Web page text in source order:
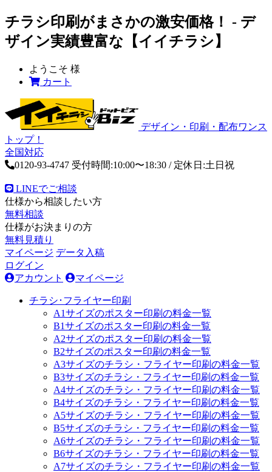
チラシ印刷がまさかの激安価格！ - デ
ザイン実績豊富な【イイチラシ】
ようこそ 様
カート
デザイン・印刷・配布ワンス
トップ！
全国対応
0120-93-4747 受付時間:10:00〜18:30 / 定休日:土日祝
LINEでご相談
仕様から相談したい方
無料相談
仕様がお決まりの方
無料見積り
マイページ データ入稿
ログイン
アカウント
マイページ
チラシ･フライヤー印刷
A1サイズのポスター印刷の料金一覧
B1サイズのポスター印刷の料金一覧
A2サイズのポスター印刷の料金一覧
B2サイズのポスター印刷の料金一覧
A3サイズのチラシ・フライヤー印刷の料金一覧
B3サイズのチラシ・フライヤー印刷の料金一覧
A4サイズのチラシ・フライヤー印刷の料金一覧
B4サイズのチラシ・フライヤー印刷の料金一覧
A5サイズのチラシ・フライヤー印刷の料金一覧
B5サイズのチラシ・フライヤー印刷の料金一覧
A6サイズのチラシ・フライヤー印刷の料金一覧
B6サイズのチラシ・フライヤー印刷の料金一覧
A7サイズのチラシ・フライヤー印刷の料金一覧